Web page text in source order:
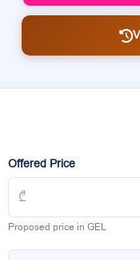
Offered Price
Proposed price in GEL